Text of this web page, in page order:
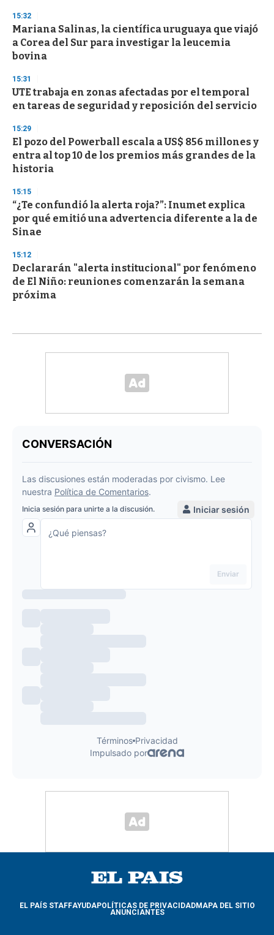
15:32
Mariana Salinas, la científica uruguaya que viajó
a Corea del Sur para investigar la leucemia
bovina
15:31
UTE trabaja en zonas afectadas por el temporal
en tareas de seguridad y reposición del servicio
15:29
El pozo del Powerball escala a US$ 856 millones y
entra al top 10 de los premios más grandes de la
historia
15:15
“¿Te confundió la alerta roja?”: Inumet explica
por qué emitió una advertencia diferente a la de
Sinae
15:12
Declararán "alerta institucional" por fenómeno
de El Niño: reuniones comenzarán la semana
próxima
EL PAÍS STAFFAYUDAPOLÍTICAS DE PRIVACIDADMAPA DEL SITIO
ANUNCIANTES